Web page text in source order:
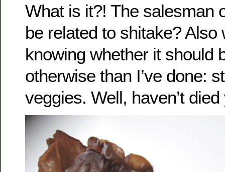
What is it?! The salesman
be related to shitake? Also
knowing whether it should
otherwise than I’ve done:
veggies. Well, haven’t died